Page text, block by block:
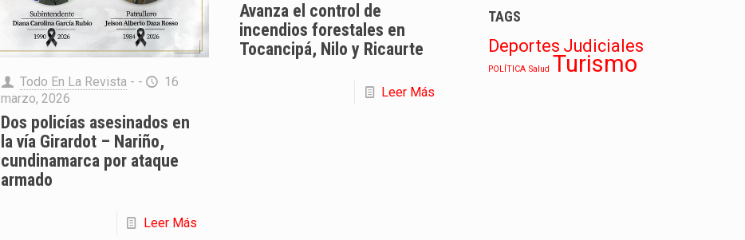
Todo En La Revista - -
16
marzo, 2026
Dos policías asesinados en
la vía Girardot – Nariño,
cundinamarca por ataque
armado
Leer Más
Avanza el control de
incendios forestales en
Tocancipá, Nilo y Ricaurte
Leer Más
TAGS
Deportes Judiciales
POLÍTICA Salud Turismo